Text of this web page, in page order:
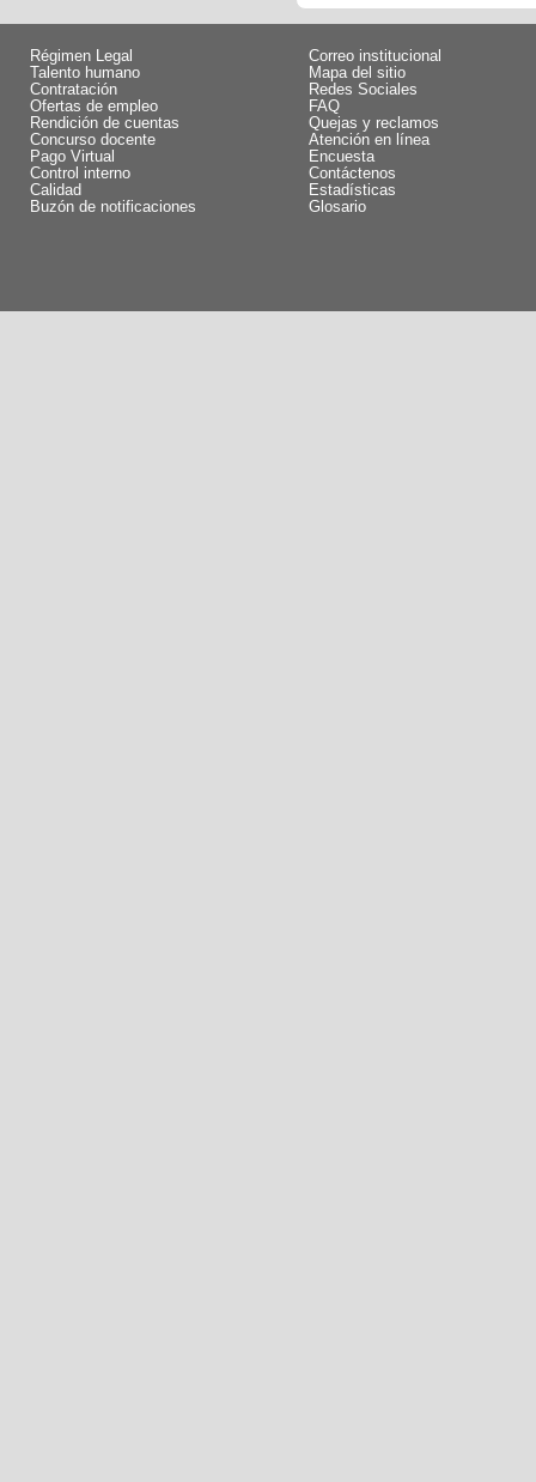
Régimen Legal
Talento humano
Contratación
Ofertas de empleo
Rendición de cuentas
Concurso docente
Pago Virtual
Control interno
Calidad
Buzón de notificaciones
Correo institucional
Mapa del sitio
Redes Sociales
FAQ
Quejas y reclamos
Atención en línea
Encuesta
Contáctenos
Estadísticas
Glosario